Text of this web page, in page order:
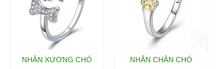
NHẪN XƯƠNG CHÓ NHẪN CHÂN CHÓ